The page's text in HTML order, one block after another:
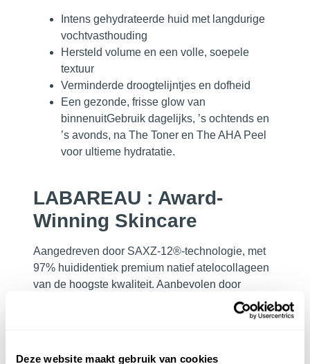
Deze website maakt gebruik van cookies
Intens gehydrateerde huid met langdurige
vochtvasthouding
Hersteld volume en een volle, soepele
textuur
Verminderde droogtelijntjes en dofheid
Een gezonde, frisse glow van
binnenuitGebruik dagelijks, ’s ochtends en
’s avonds, na The Toner en The AHA Peel
voor ultieme hydratatie.
LABAREAU : Award-
Winning Skincare
Aangedreven door SAXZ-12®-technologie, met
97% huididentiek premium natief atelocollageen
van de hoogste kwaliteit. Aanbevolen door
huidtherapeuten, artsen, dermatologen en